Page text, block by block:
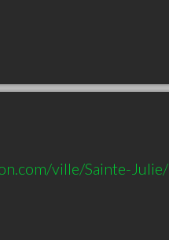
ville/Sainte-Julie/